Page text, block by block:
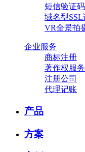
短信验证
域名型SSL
VR全景拍
企业服务
商标注册
著作权服务
注册公司
代理记账
产品
方案